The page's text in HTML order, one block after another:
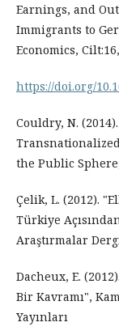
Earnings, and
Immigrants to
Economics,
https://doi.org/
Couldry, N.
the Public
Çelik, L. (2012).
Türkiye
Araştırmalar
Dacheux, E.
Bir Kavramı",
Yayınları